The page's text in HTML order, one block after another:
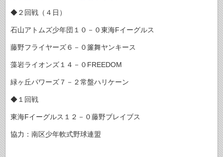
◆２回戦（４日）
石山アトムズ少年団１０－０東海Fイーグルス
藤野フライヤーズ６－０簾舞ヤンキース
藻岩ライオンズ１４－０FREEDOM
緑ヶ丘パワーズ７－２常盤ハリケーン
◆１回戦
東海Fイーグルス１２－０藤野ブレイブス
協力：南区少年軟式野球連盟